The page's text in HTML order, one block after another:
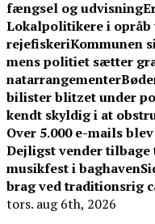
fængsel og udvisning
Lokalpolitikere i
rejefiskeriKommunen
mens politiet sætter
natarrangementer
bilister blitzet under
kendt skyldig i at
Over 5.000 e-mails
Dejligst vender tilbage
musikfest i baghaven
brag ved traditionsrig
tors. aug 6th, 2026